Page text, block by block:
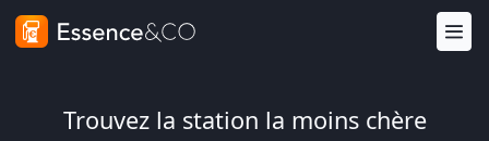
Trouvez la station la moins chère